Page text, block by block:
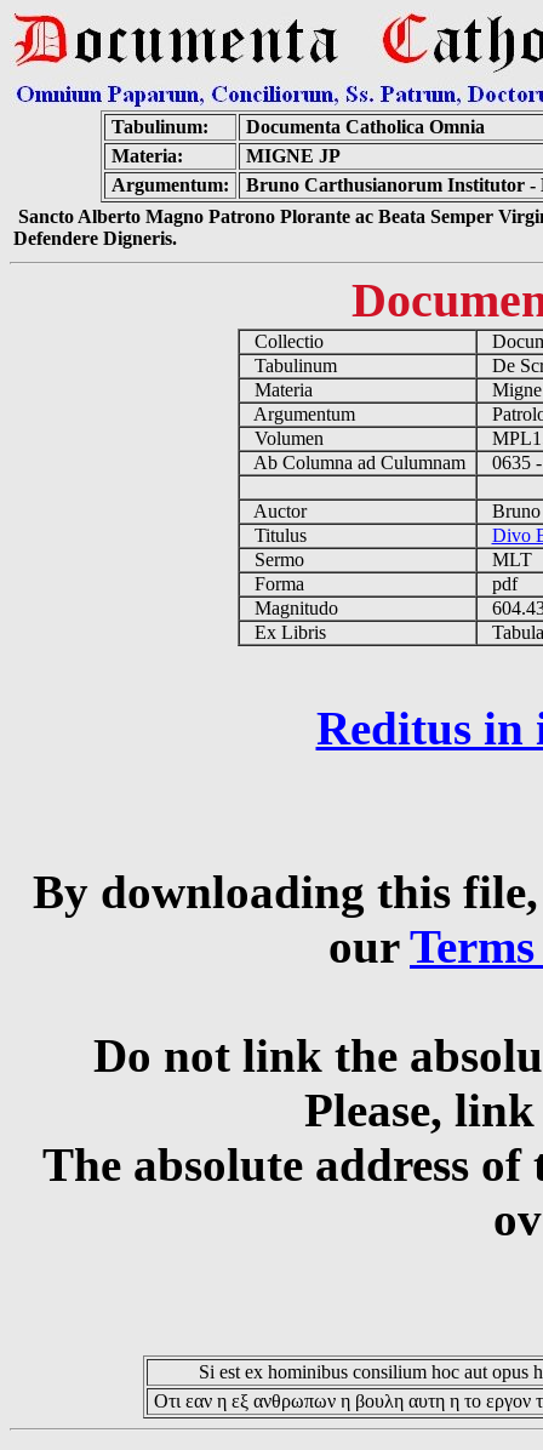
Tabulinum:
Documenta Catholica Omnia
Materia:
MIGNE JP
Argumentum:
Bruno Carthusianorum Institutor -
Sancto Alberto Magno Patrono Plorante ac Beata Semper
Defendere Digneris.
Collectio
Tabulinum
De
Materia
Argumentum
Volumen
Ab Columna ad Culumnam
0635
Auctor
Bruno
Titulus
Divo
Sermo
MLT
Forma
pdf
Magnitudo
Ex Libris
Reditus in
By downloading this
our
Do not link the
Please,
The absolute address
Si est ex hominibus consilium hoc aut opus
Οτι εαν η εξ ανθρωπων η βουλη αυτη η το εργον